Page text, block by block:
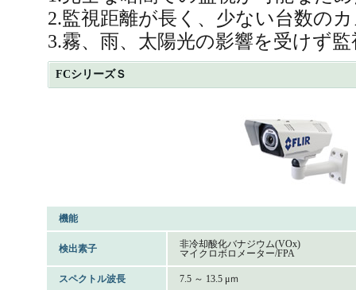
2.監視距離が長く、少ない台数の
3.霧、雨、太陽光の影響を受けず
FCシリーズＳ
機能
検出素子
非冷却酸化バナジウム(VOx)
マイクロボロメーター/FPA
スペクトル波長 7.5 ～ 13.5 μｍ